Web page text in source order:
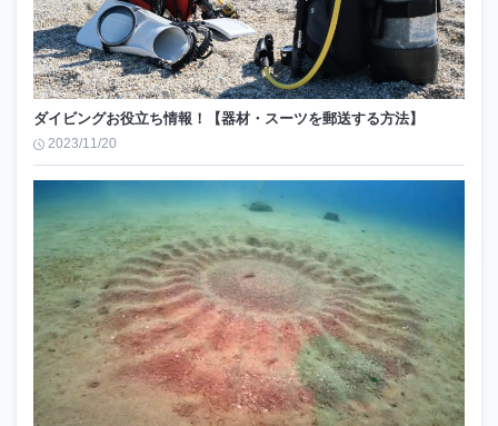
ダイビングお役立ち情報！【器材・スーツを郵送する方法】
2023/11/20